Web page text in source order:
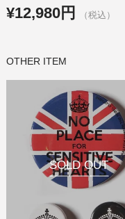
¥12,980円 （税込）
OTHER ITEM
SOLD OUT